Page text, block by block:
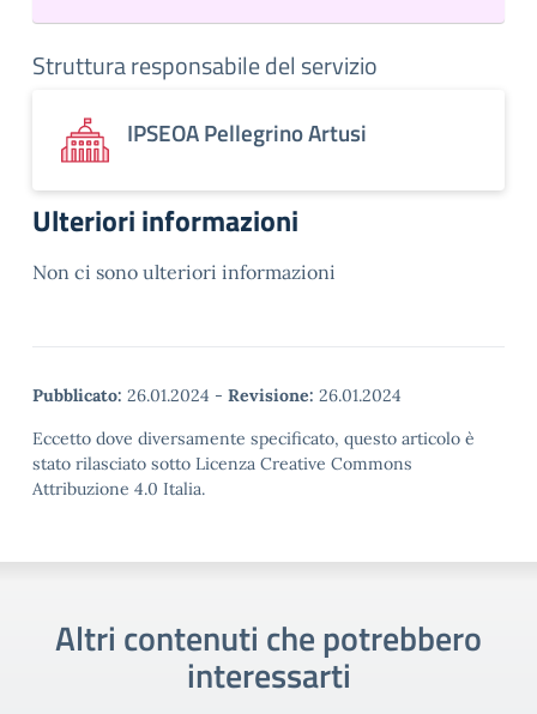
Struttura responsabile del servizio
IPSEOA Pellegrino Artusi
Ulteriori informazioni
Non ci sono ulteriori informazioni
Pubblicato: 26.01.2024 - Revisione: 26.01.2024
Eccetto dove diversamente specificato, questo articolo è
stato rilasciato sotto Licenza Creative Commons
Attribuzione 4.0 Italia.
Altri contenuti che potrebbero
interessarti